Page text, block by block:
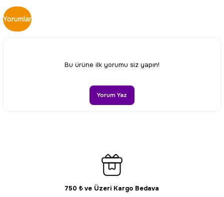
Bu ürünün fiyat bilgisi, resim, ürün açıklamalarında ve diğer
konularda yetersiz gördüğünüz noktaları öneri formunu
kullanarak tarafımıza iletebilirsiniz.
Ürün resmi kalitesiz, bozuk veya görüntülenemiyor.
Ürün bilgilerinde hatalar bulunuyor.
Gönder
Yorumlar
Bu ürüne ilk yorumu siz yapın!
Yorum Yaz
750 ₺ ve Üzeri Kargo Bedava